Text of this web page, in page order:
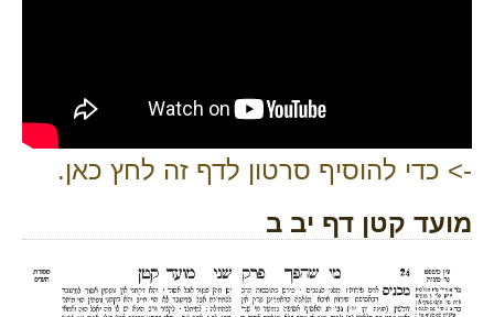
-> כדי להוסיף סרטון לדף זה לחץ כאן.
מועד קטן דף יב ב